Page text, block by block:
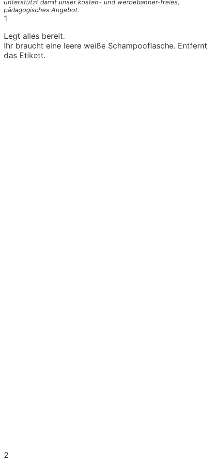
unterstützt damit unser kosten- und werbebanner-freies,
pädagogisches Angebot.
1
Legt alles bereit.
Ihr braucht eine leere weiße Schampooflasche. Entfernt
das Etikett.
2